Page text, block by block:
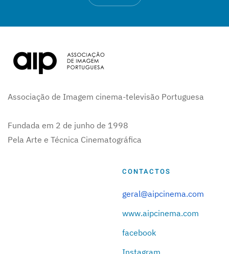
Associação de Imagem cinema-televisão Portuguesa
Fundada em 2 de junho de 1998
Pela Arte e Técnica Cinematográfica
CONTACTOS
geral@aipcinema.com
www.aipcinema.com
facebook
Instagram